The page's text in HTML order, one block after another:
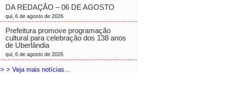
DA REDAÇÃO – 06 DE AGOSTO
qui, 6 de agosto de 2026
Prefeitura promove programação
cultural para celebração dos 138 anos
de Uberlândia
qui, 6 de agosto de 2026
> > Veja mais notícias...